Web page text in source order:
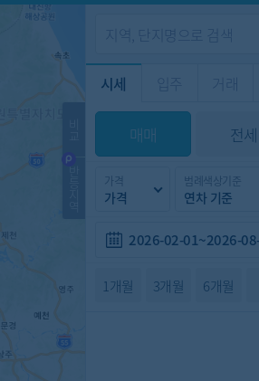
전출입 지도
인구 지도
전출입
인구/세대수
질문 게시판
자주하는 질문
이벤트
시세 입주
반
매매 전세
가격
가격
범례색상기준
연차 기준
2026-02-01~2026-
1개월 3개월 6개월